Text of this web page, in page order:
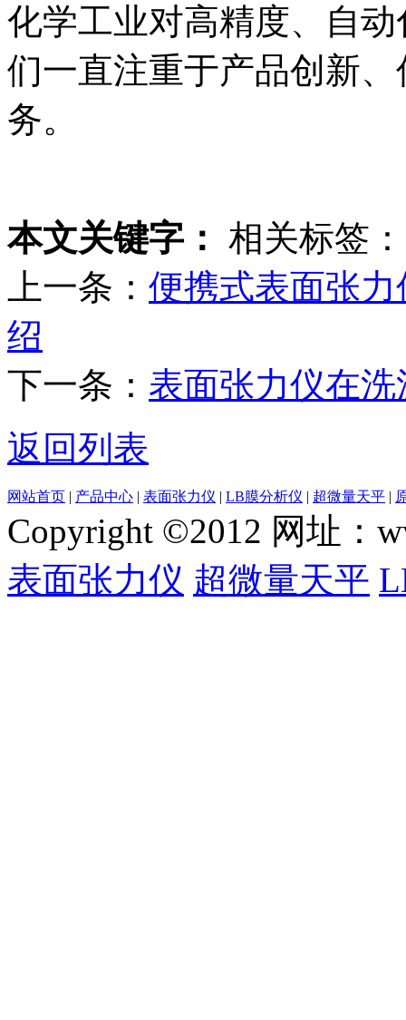
化学工业对高精度、自
们一直注重于产品创新
务。
本文关键字： 相关标签：
上一条： 便携式表面张
绍
下一条： 表面张力仪在
返回列表
网站首页 | 产品中心 | 表面张力仪 | LB膜分析仪 | 超微量天平 |
Copyright ©2012 网址：
表面张力仪 超微量天平